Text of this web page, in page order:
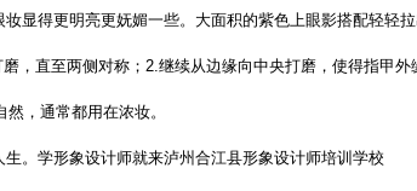
显得更明亮更妩媚一些。大面积的紫色上眼影搭配轻轻
，直至两侧对称；2.继续从边缘向中央打磨，使得指甲外
，通常都用在浓妆。
。学形象设计师就来泸州合江县形象设计师培训学校